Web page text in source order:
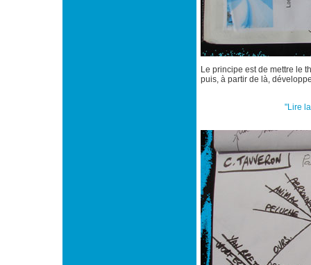
Le principe est de mettre le
puis, à partir de là,
"Lire